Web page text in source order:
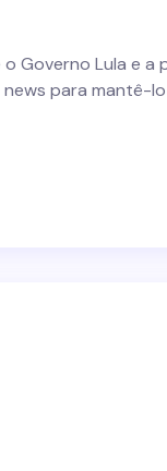
Governo Lula e
para mantê-